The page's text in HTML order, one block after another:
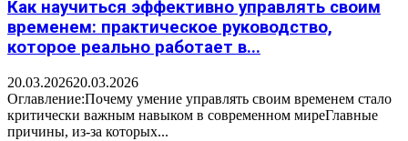
Как научиться эффективно управлять своим
временем: практическое руководство,
которое реально работает в...
20.03.202620.03.2026
Оглавление:Почему умение управлять своим временем стало
критически важным навыком в современном миреГлавные
причины, из-за которых...